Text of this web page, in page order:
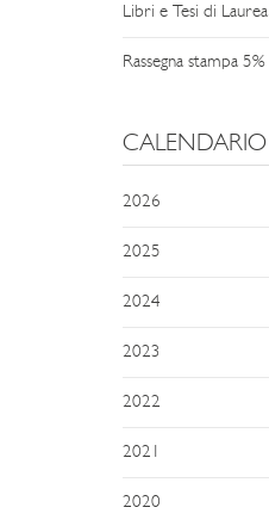
Libri e Tesi di Laurea
Rassegna stampa 5%
CALENDARIO
2026
2025
2024
2023
2022
2021
2020